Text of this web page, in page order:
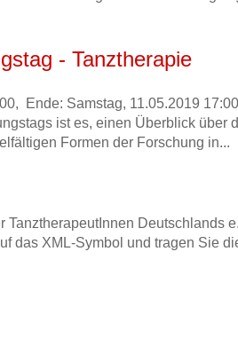
- Tanztherapie
Ende: Samstag, 11.05.2019
ist es, einen Überblick über
Formen der Forschung in...
TanztherapeutInnen Deutschlands
das XML-Symbol und tragen Sie